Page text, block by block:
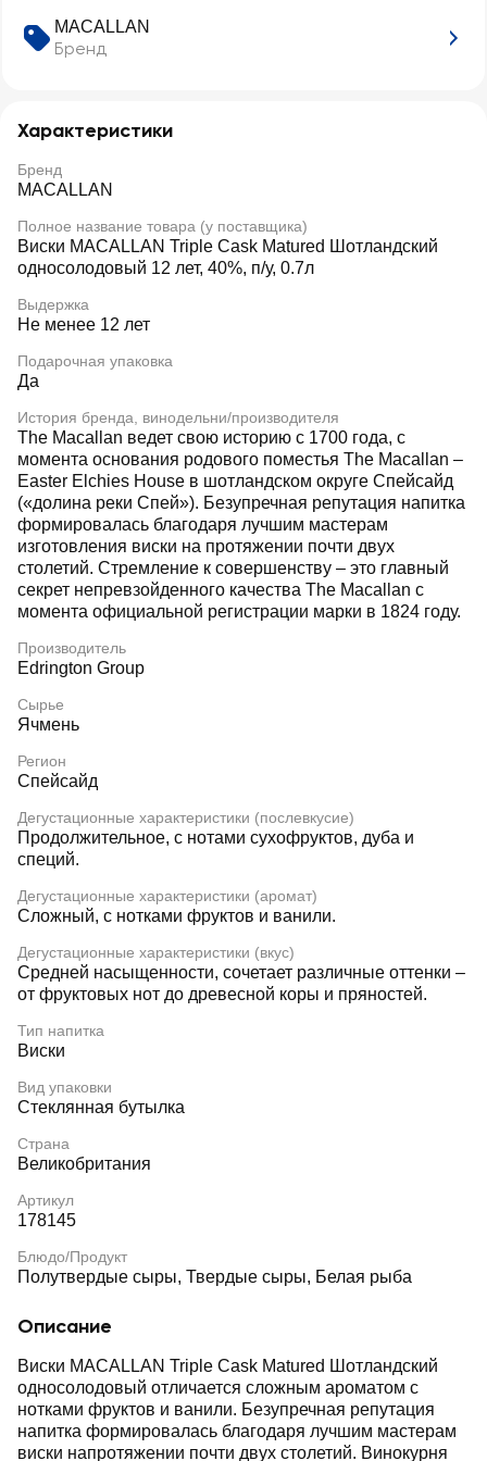
MACALLAN
Бренд
Характеристики
Бренд
MACALLAN
Полное название товара (у поставщика)
Виски MACALLAN Triple Cask Matured Шотландский
односолодовый 12 лет, 40%, п/у, 0.7л
Выдержка
Не менее 12 лет
Подарочная упаковка
Да
История бренда, винодельни/производителя
The Macallan ведет свою историю с 1700 года, с
момента основания родового поместья The Macallan –
Easter Elchies House в шотландском округе Спейсайд
(«долина реки Спей»). Безупречная репутация напитка
формировалась благодаря лучшим мастерам
изготовления виски на протяжении почти двух
столетий. Стремление к совершенству – это главный
секрет непревзойденного качества The Macallan с
момента официальной регистрации марки в 1824 году.
Производитель
Edrington Group
Сырье
Ячмень
Регион
Спейсайд
Дегустационные характеристики (послевкусие)
Продолжительное, с нотами сухофруктов, дуба и
специй.
Дегустационные характеристики (аромат)
Сложный, с нотками фруктов и ванили.
Дегустационные характеристики (вкус)
Средней насыщенности, сочетает различные оттенки –
от фруктовых нот до древесной коры и пряностей.
Тип напитка
Виски
Вид упаковки
Стеклянная бутылка
Страна
Великобритания
Артикул
178145
Блюдо/Продукт
Полутвердые сыры, Твердые сыры, Белая рыба
Описание
Виски MACALLAN Triple Cask Matured Шотландский
односолодовый отличается сложным ароматом с
нотками фруктов и ванили. Безупречная репутация
напитка формировалась благодаря лучшим мастерам
виски напротяжении почти двух столетий. Винокурня